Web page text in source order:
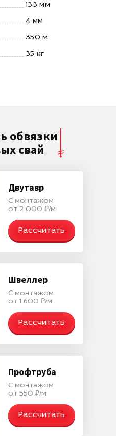
133 мм
4 мм
350 м
35 кг
обвязки
свай
Двутавр
С монтажом
от 2 000 ₽/м
Рассчитать
Швеллер
С монтажом
от 1 600 ₽/м
Рассчитать
Профтруба
С монтажом
от 550 ₽/м
Рассчитать